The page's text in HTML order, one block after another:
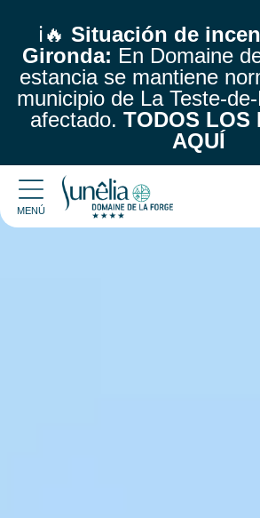
ℹ️🔥 Situación de
Gironda: En Domaine
estancia se mantiene
municipio de La Teste-
afectado. TODOS LOS
AQUÍ
MENÚ